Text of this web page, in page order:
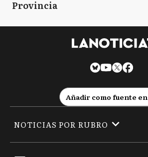
Provincia
Añadir como fuente en
NOTICIAS POR RUBRO